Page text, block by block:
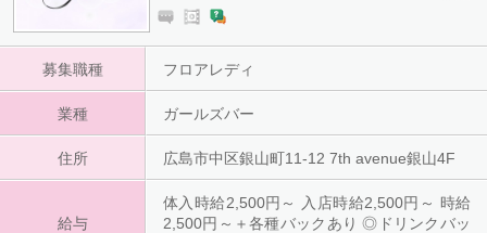
方が幸せでいられるように」ということをモ
見などあれば男性スタッフが柔軟に対応して
いきますので安心です。 また、一緒に働く女
の子も優しく仲が良いのですぐ馴染むことが
できます。
募集職種 フロアレディ
業種 ガールズバー
住所 広島市中区銀山町11-12 7th avenue銀山4F
給与
体入時給2,500円～ 入店時給2,500円～ 時給
2,500円～＋各種バックあり ◎ドリンクバッ